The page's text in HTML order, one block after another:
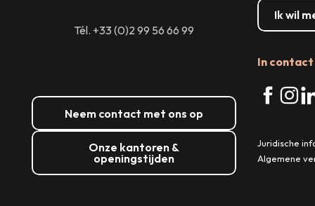
Tél. +33 (0)2 99 56 66 99
Neem contact met ons op
Onze kantoren &
openingstijden
Ik wil
In
Juridische
Algemene